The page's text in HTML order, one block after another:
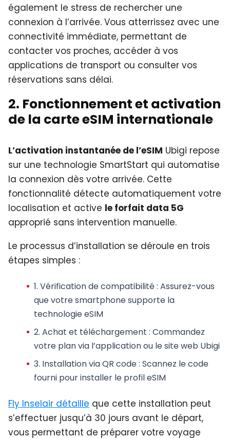
également le stress de rechercher une
connexion à l’arrivée. Vous atterrissez avec une
connectivité immédiate, permettant de
contacter vos proches, accéder à vos
applications de transport ou consulter vos
réservations sans délai.
2. Fonctionnement et activation
de la carte eSIM internationale
L’activation instantanée de l’eSIM Ubigi repose
sur une technologie SmartStart qui automatise
la connexion dès votre arrivée. Cette
fonctionnalité détecte automatiquement votre
localisation et active le forfait data 5G
approprié sans intervention manuelle.
Le processus d’installation se déroule en trois
étapes simples :
1. Vérification de compatibilité: Assurez-vous
que votre smartphone supporte la
technologie eSIM
2. Achat et téléchargement : Commandez
votre plan via l’application ou le site web Ubigi
3. Installation via QR code: Scannez le code
fourni pour installer le profil eSIM
Fly Inselair détaille que cette installation peut
s’effectuer jusqu’à 30 jours avant le départ,
vous permettant de préparer votre voyage